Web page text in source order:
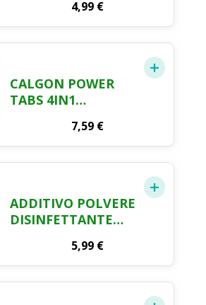
POLVERE SACCO
MARSIGLIA 22
MISURINI
4,99 €
CALGON POWER
TABS 4IN1
LAVATRICE 15 TABS
195 GR
7,59 €
ADDITIVO POLVERE
DISINFETTANTE
5,99 €